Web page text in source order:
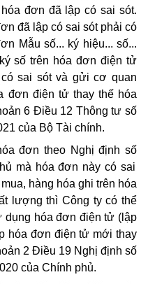
đơn đã lập có sai sót.
đã lập có sai sót phải có
Mẫu số... ký hiệu... số...
số trên hóa đơn điện tử
sai sót và gửi cơ quan
đơn điện tử thay thế hóa
6 Điều 12 Thông tư số
của Bộ Tài chính.
đơn theo Nghị định số
mà hóa đơn này có sai
hàng hóa ghi trên hóa
lượng thì Công ty có thể
dụng hóa đơn điện tử (lập
hóa đơn điện tử mới thay
2 Điều 19 Nghị định số
của Chính phủ.